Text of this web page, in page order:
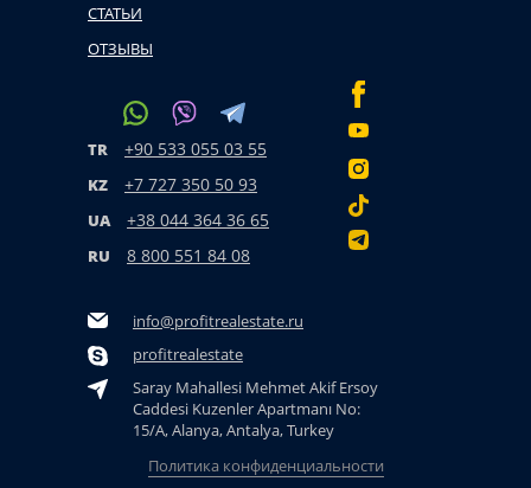
СТАТЬИ
ОТЗЫВЫ
TR +90 533 055 03 55
KZ +7 727 350 50 93
UA +38 044 364 36 65
RU 8 800 551 84 08
info@profitrealestate.ru
profitrealestate
Saray Mahallesi Mehmet Akif Ersoy
Caddesi Kuzenler Apartmanı No:
15/A, Alanya, Antalya, Turkey
Политика конфиденциальности